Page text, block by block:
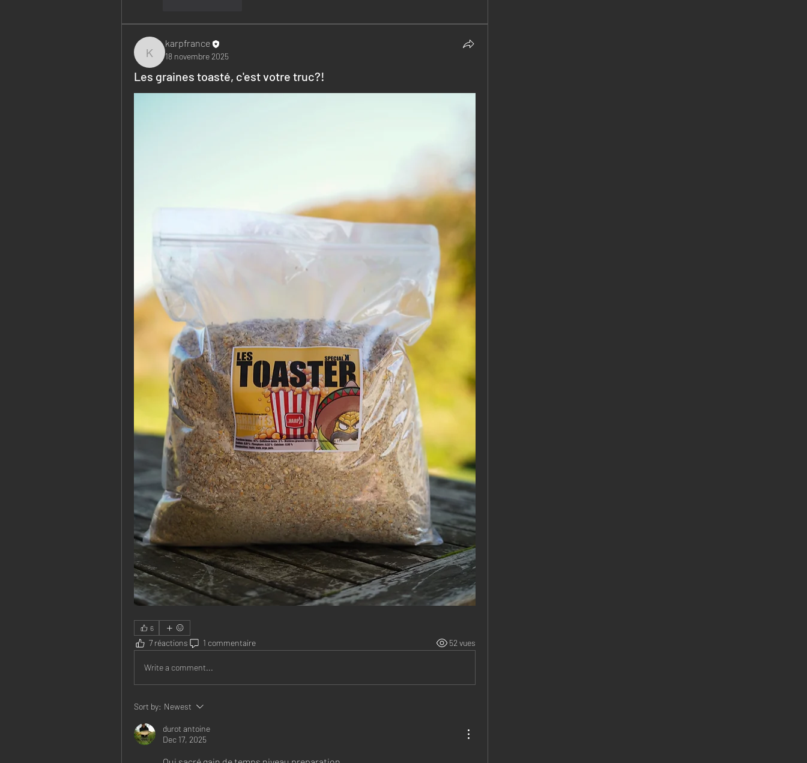
karpfrance
karpfrance
18 novembre 2025
Les graines toasté, c'est votre truc?!
6
7 réactions 1 commentaire 52 vues
Write a comment...
Sort by: Newest
durot antoine
Dec 17, 2025